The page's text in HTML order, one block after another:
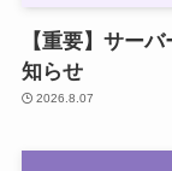
【重要】サー
知らせ
2026.8.07